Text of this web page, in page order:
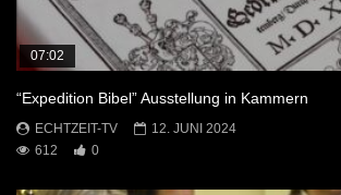
07:02
“Expedition Bibel” Ausstellung in Kammern
ECHTZEIT-TV
12. JUNI 2024
612
0